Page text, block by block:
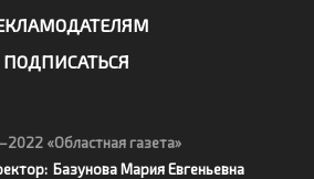
ПОДПИСАТЬСЯ
«Областная газета»
Базунова Мария Евгеньевна